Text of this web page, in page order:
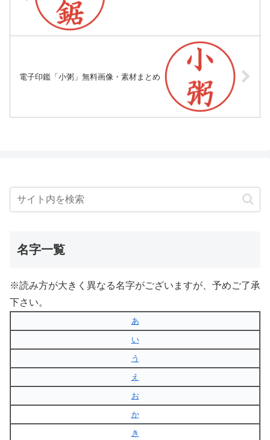
電子印鑑「小粥」無料画像・素材まとめ
名字一覧
※読み方が大きく異なる名字がございますが、予めご了承
下さい。
あ
い
う
え
お
か
き